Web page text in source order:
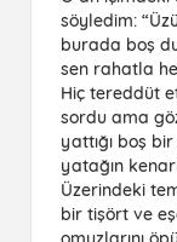
söyledim:
burada boş
sen rahatla
Hiç tereddüt
sordu ama
yattığı boş
yatağın
Üzerindeki
bir tişört ve